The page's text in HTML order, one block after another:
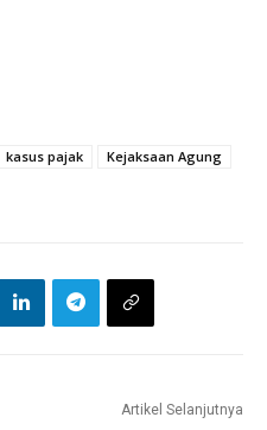
kasus pajak
Kejaksaan Agung
Artikel Selanjutnya